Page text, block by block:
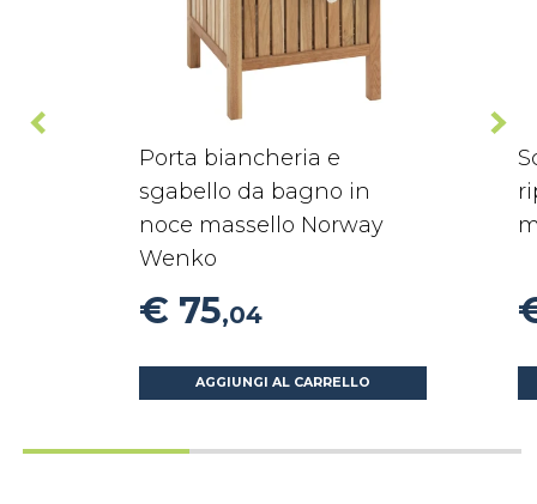
Porta biancheria e
sgabello da bagno in
noce massello Norway
Wenko
€ 75,04
AGGIUNGI AL CARRELLO